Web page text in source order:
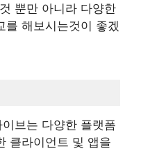
뿐만 아니라 다양한
를 해보시는것이 좋겠
브는 다양한 플랫폼
클라이언트 및 앱을